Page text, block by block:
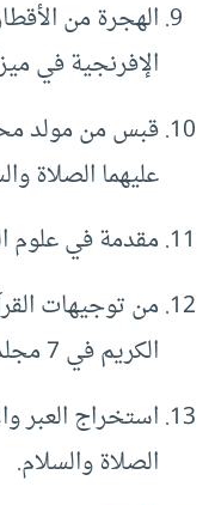
الهجرة من
الإفرنجية في
قبس من مولد
عليهما الصلاة
مقدمة في علوم
من توجيهات
الكريم في 7 مجلدات).
استخراج العبر
الصلاة والسلام.